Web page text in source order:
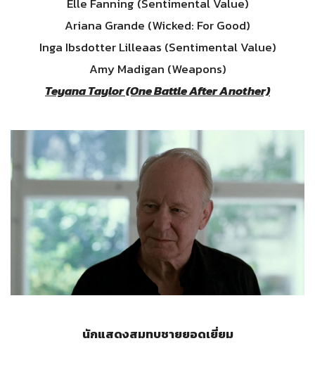
Elle Fanning (Sentimental Value)
Ariana Grande (Wicked: For Good)
Inga Ibsdotter Lilleaas (Sentimental Value)
Amy Madigan (Weapons)
Teyana Taylor (One Battle After Another)
นักแสดงสมทบชายยอดเยี่ยม